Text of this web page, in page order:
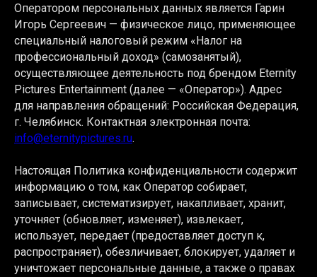
Оператором персональных данных является Гарин
Игорь Сергеевич — физическое лицо, применяющее
специальный налоговый режим «Налог на
профессиональный доход» (самозанятый),
осуществляющее деятельность под брендом Eternity
Pictures Entertainment (далее — «Оператор»). Адрес
для направления обращений: Российская Федерация,
г. Челябинск. Контактная электронная почта:
info@eternitypictures.ru.
Настоящая Политика конфиденциальности содержит
информацию о том, как Оператор собирает,
записывает, систематизирует, накапливает, хранит,
уточняет (обновляет, изменяет), извлекает,
использует, передает (предоставляет доступ к,
распространяет), обезличивает, блокирует, удаляет и
уничтожает персональные данные, а также о правах